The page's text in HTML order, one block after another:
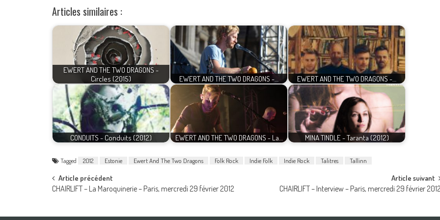
Articles similaires :
EWERT AND THE TWO DRAGONS -
Circles (2015)
EWERT AND THE TWO DRAGONS -… EWERT AND THE TWO DRAGONS -…
CONDUITS - Conduits (2012) EWERT AND THE TWO DRAGONS - La… MINA TINDLE - Taranta (2012)
Tagged 2012 Estonie Ewert And The Two Dragons Folk Rock Indie Folk Indie Rock Talitres Tallinn
Post
Article précédent
CHAIRLIFT – La Maroquinerie – Paris, mercredi 29 février 2012
Article suivant
CHAIRLIFT – Interview – Paris, mercredi 29 février 2012